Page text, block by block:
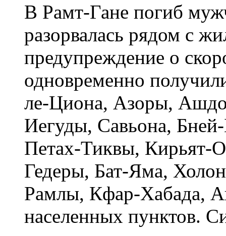
В Рамт-Гане погиб
разорвалась рядом с
предупреждение о
одновременно
ле-Циона, Азоры,
Иегуды, Савьона,
Петах-Тиквы, Кирьят-
Гедеры, Бат-Яма,
Рамлы, Кфар-Хабада,
населенных пунктов.